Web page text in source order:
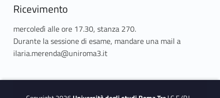
Ricevimento
mercoledì alle ore 17.30, stanza 270.
Durante la sessione di esame, mandare una mail a
ilaria.merenda@uniroma3.it